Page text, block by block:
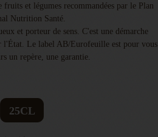
et légumes recommandées par le Plan
Nutrition Santé.
et porteur de sens. C'est une démarche
l'État. Le label AB/Eurofeuille est pour vous
un repère, une garantie.
25CL